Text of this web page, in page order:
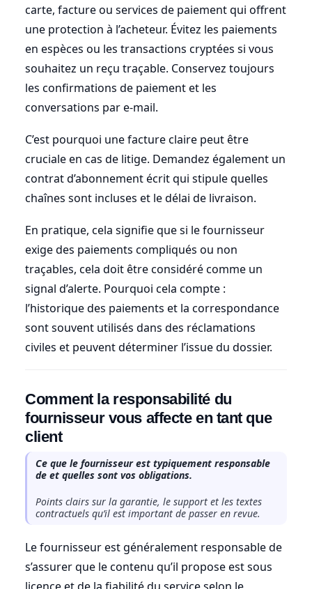
carte, facture ou services de paiement qui offrent
une protection à l’acheteur. Évitez les paiements
en espèces ou les transactions cryptées si vous
souhaitez un reçu traçable. Conservez toujours
les confirmations de paiement et les
conversations par e-mail.
C’est pourquoi une facture claire peut être
cruciale en cas de litige. Demandez également un
contrat d’abonnement écrit qui stipule quelles
chaînes sont incluses et le délai de livraison.
En pratique, cela signifie que si le fournisseur
exige des paiements compliqués ou non
traçables, cela doit être considéré comme un
signal d’alerte. Pourquoi cela compte :
l’historique des paiements et la correspondance
sont souvent utilisés dans des réclamations
civiles et peuvent déterminer l’issue du dossier.
Comment la responsabilité du
fournisseur vous affecte en tant que
client
Ce que le fournisseur est typiquement responsable
de et quelles sont vos obligations.
Points clairs sur la garantie, le support et les textes
contractuels qu’il est important de passer en revue.
Le fournisseur est généralement responsable de
s’assurer que le contenu qu’il propose est sous